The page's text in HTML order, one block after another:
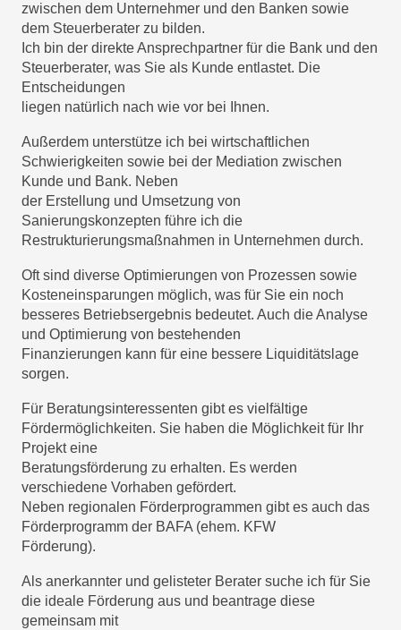
zwischen dem Unternehmer und den Banken sowie
dem Steuerberater zu bilden.
Ich bin der direkte Ansprechpartner für die Bank und den
Steuerberater, was Sie als Kunde entlastet. Die
Entscheidungen
liegen natürlich nach wie vor bei Ihnen.
Außerdem unterstütze ich bei wirtschaftlichen
Schwierigkeiten sowie bei der Mediation zwischen
Kunde und Bank. Neben
der Erstellung und Umsetzung von
Sanierungskonzepten führe ich die
Restrukturierungsmaßnahmen in Unternehmen durch.
Oft sind diverse Optimierungen von Prozessen sowie
Kosteneinsparungen möglich, was für Sie ein noch
besseres Betriebsergebnis bedeutet. Auch die Analyse
und Optimierung von bestehenden
Finanzierungen kann für eine bessere Liquiditätslage
sorgen.
Für Beratungsinteressenten gibt es vielfältige
Fördermöglichkeiten. Sie haben die Möglichkeit für Ihr
Projekt eine
Beratungsförderung zu erhalten. Es werden
verschiedene Vorhaben gefördert.
Neben regionalen Förderprogrammen gibt es auch das
Förderprogramm der BAFA (ehem. KFW
Förderung).
Als anerkannter und gelisteter Berater suche ich für Sie
die ideale Förderung aus und beantrage diese
gemeinsam mit